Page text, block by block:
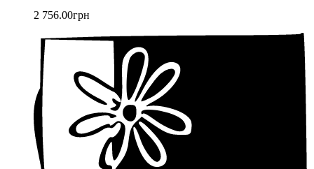
Cristiano Ronaldo
Cristobal Balenciaga
Cuarzo Signature
Cuba Paris
D'orsay
Damien Bash
David Yurman
Davidoff
Designer Shaik
Diesel
Diptyque
2 756.00грн